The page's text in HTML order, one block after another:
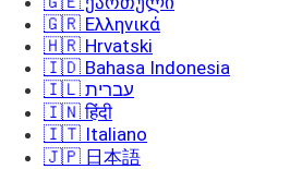
🇬🇷 Ελληνικά
🇭🇷 Hrvatski
🇮🇩 Bahasa Indonesia
🇮🇱 עברית
🇮🇳 हिंदी
🇮🇹 Italiano
🇯🇵 日本語